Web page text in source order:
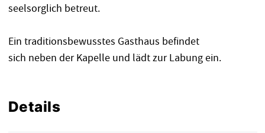
seelsorglich betreut.
Ein traditionsbewusstes Gasthaus befindet
sich neben der Kapelle und lädt zur Labung ein.
Details